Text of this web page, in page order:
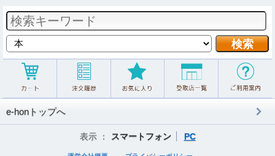
e-honトップへ
表示 ： スマートフォン PC